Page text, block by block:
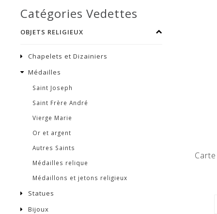
Catégories Vedettes
OBJETS RELIGIEUX
Chapelets et Dizainiers
Médailles
Saint Joseph
Saint Frère André
Vierge Marie
Or et argent
Autres Saints
Médailles relique
Médaillons et jetons religieux
Statues
Bijoux